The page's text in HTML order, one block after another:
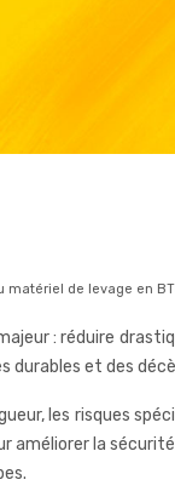
matériel de levage en
: réduire
durables et des
les risques
améliorer la